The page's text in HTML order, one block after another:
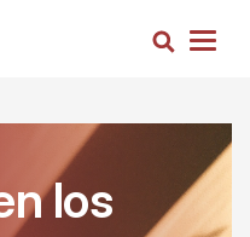
Busca
los